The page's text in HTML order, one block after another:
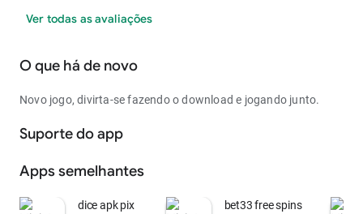
Ver todas as avaliações
O que há de novo
Novo jogo, divirta-se fazendo o download e jogando junto.
Suporte do app
Apps semelhantes
dice apk pix bet33 free spins